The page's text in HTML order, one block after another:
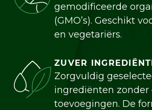
gemodificeerde
(GMO’s). Geschikt
en vegetariërs.
ZUVER
Zorgvuldig
ingrediënten zonder
toevoegingen. De